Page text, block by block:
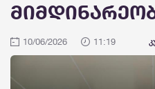
10/06/2026 11:19